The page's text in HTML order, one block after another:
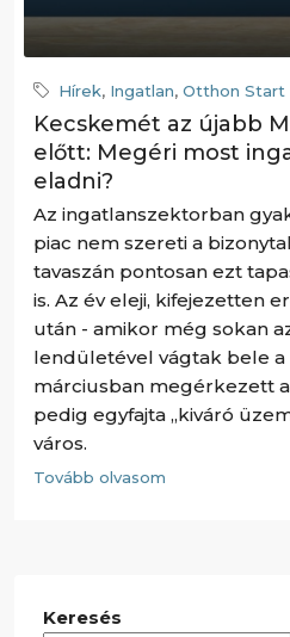
Hírek, Ingatlan, Otthon Start
Kecskemét az újabb
előtt: Megéri most
eladni?
Az ingatlanszektorban
piac nem szereti a
tavaszán pontosan ezt
is. Az év eleji, kifejezetten
után - amikor még sokan
lendületével vágtak bele a
márciusban megérkezett
pedig egyfajta „kiváró
város.
Tovább olvasom
Keresés